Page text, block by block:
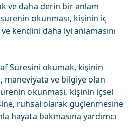
ve daha derin bir anlam
okunması, kişinin iç
kendini daha iyi anlamasını
Suresini okumak, kişinin
maneviyata ve bilgiye olan
okunması, kişinin içsel
ruhsal olarak güçlenmesine
hayata bakmasına yardımcı